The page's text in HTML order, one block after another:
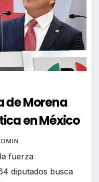
de Morena
en México
fuerza
diputados busca